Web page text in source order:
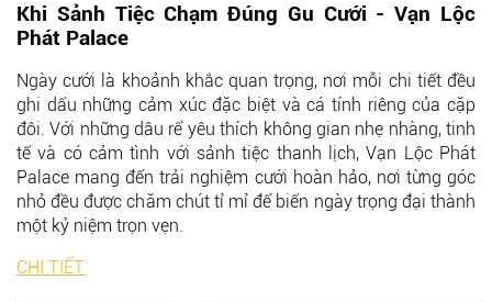
Khi Sảnh Tiệc Chạm Đúng Gu Cưới - Vạn Lộc
Phát Palace
Ngày cưới là khoảnh khắc quan trọng, nơi mỗi chi tiết đều
ghi dấu những cảm xúc đặc biệt và cá tính riêng của cặp
đôi. Với những dâu rể yêu thích không gian nhẹ nhàng, tinh
tế và có cảm tình với sảnh tiệc thanh lịch, Vạn Lộc Phát
Palace mang đến trải nghiệm cưới hoàn hảo, nơi từng góc
nhỏ đều được chăm chút tỉ mỉ để biến ngày trọng đại thành
một kỷ niệm trọn vẹn.
CHI TIẾT